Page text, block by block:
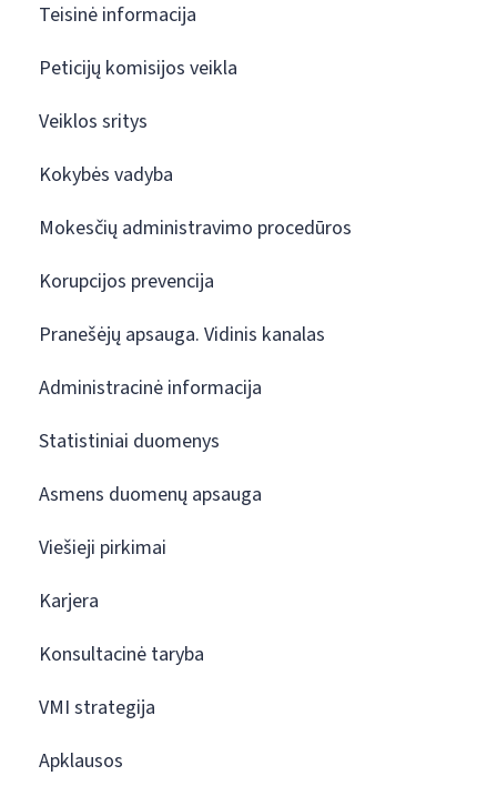
Teisinė informacija
Peticijų komisijos veikla
Veiklos sritys
Kokybės vadyba
Mokesčių administravimo procedūros
Korupcijos prevencija
Pranešėjų apsauga. Vidinis kanalas
Administracinė informacija
Statistiniai duomenys
Asmens duomenų apsauga
Viešieji pirkimai
Karjera
Konsultacinė taryba
VMI strategija
Apklausos